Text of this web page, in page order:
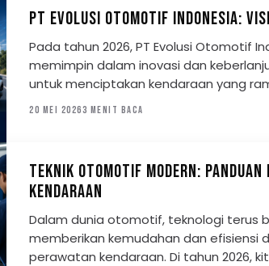
PT EVOLUSI OTOMOTIF INDONESIA:
Pada tahun 2026, PT Evolusi Otomotif
memimpin dalam inovasi dan
untuk menciptakan kendaraan yang
20 MEI 20263 MENIT BACA
TEKNIK OTOMOTIF MODERN:
KENDARAAN
Dalam dunia otomotif, teknologi terus
memberikan kemudahan dan efisiensi
perawatan kendaraan. Di tahun 2026,